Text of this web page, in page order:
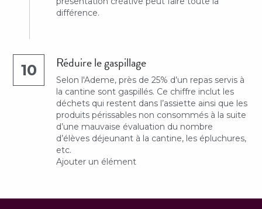
différence.
10 Réduire le gaspillage
Selon l'Ademe, près de 25% d’un repas servis à
la cantine sont gaspillés. Ce chiffre inclut les
déchets qui restent dans l’assiette ainsi que les
produits périssables non consommés à la suite
d’une mauvaise évaluation du nombre
d’élèves déjeunant à la cantine, les épluchures,
etc.
Ajouter un élément